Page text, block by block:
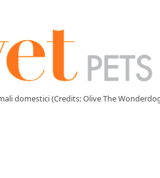
domestici (Credits: Olive The